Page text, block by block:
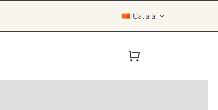
Català